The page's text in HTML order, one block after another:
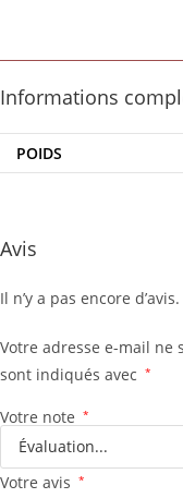
Informations
POIDS
Avis
Il n’y a pas encore d’avis.
Votre adresse e-mail ne
sont indiqués avec *
Votre note *
Votre avis *